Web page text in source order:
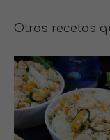
Otras recetas